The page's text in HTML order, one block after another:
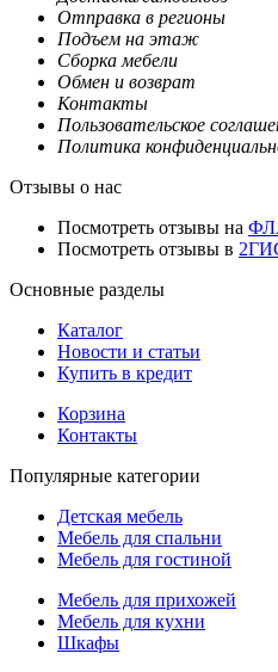
Отправка в регионы
Подъем на этаж
Сборка мебели
Обмен и возврат
Контакты
Пользовательское
Политика
Отзывы о нас
Посмотреть отзывы на
Посмотреть отзывы в
Основные разделы
Каталог
Новости и статьи
Купить в кредит
Корзина
Контакты
Популярные категории
Детская мебель
Мебель для спальни
Мебель для гостиной
Мебель для прихожей
Мебель для кухни
Шкафы